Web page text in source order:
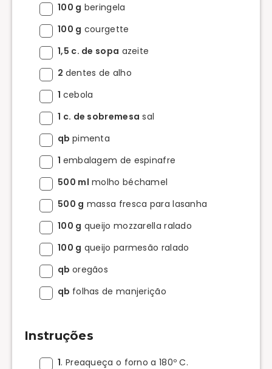
100 g beringela
100 g courgette
1,5 c. de sopa azeite
2 dentes de alho
1 cebola
1 c. de sobremesa sal
qb pimenta
1 embalagem de espinafre
500 ml molho béchamel
500 g massa fresca para lasanha
100 g queijo mozzarella ralado
100 g queijo parmesão ralado
qb oregãos
qb folhas de manjerição
Instruções
1. Preaqueça o forno a 180º C.